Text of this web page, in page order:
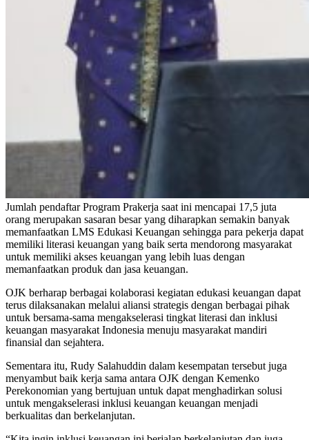
Jumlah pendaftar Program Prakerja saat ini mencapai 17,5 juta
orang merupakan sasaran besar yang diharapkan semakin banyak
memanfaatkan LMS Edukasi Keuangan sehingga para pekerja dapat
memiliki literasi keuangan yang baik serta mendorong masyarakat
untuk memiliki akses keuangan yang lebih luas dengan
memanfaatkan produk dan jasa keuangan.
OJK berharap berbagai kolaborasi kegiatan edukasi keuangan dapat
terus dilaksanakan melalui aliansi strategis dengan berbagai pihak
untuk bersama-sama mengakselerasi tingkat literasi dan inklusi
keuangan masyarakat Indonesia menuju masyarakat mandiri
finansial dan sejahtera.
Sementara itu, Rudy Salahuddin dalam kesempatan tersebut juga
menyambut baik kerja sama antara OJK dengan Kemenko
Perekonomian yang bertujuan untuk dapat menghadirkan solusi
untuk mengakselerasi inklusi keuangan keuangan menjadi
berkualitas dan berkelanjutan.